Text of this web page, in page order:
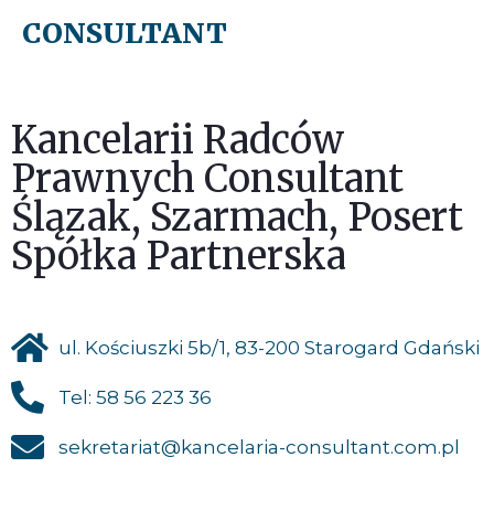
CONSULTANT
Kancelarii Radców
Prawnych Consultant
Ślązak, Szarmach, Posert
Spółka Partnerska
ul. Kościuszki 5b/1, 83-200 Starogard Gdański
Tel: 58 56 223 36
sekretariat@kancelaria-consultant.com.pl